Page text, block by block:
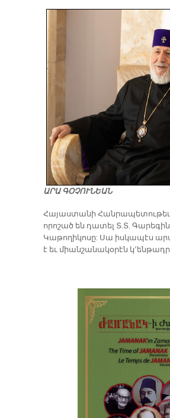
ԱՐԱ ԳՕՉՈՒՆԵԱՆ
​Հայաստանի
որոշած են դատել Տ.Տ.
Կաթողիկոսը: Սա իսկապէս
է եւ միանշանակօրէն